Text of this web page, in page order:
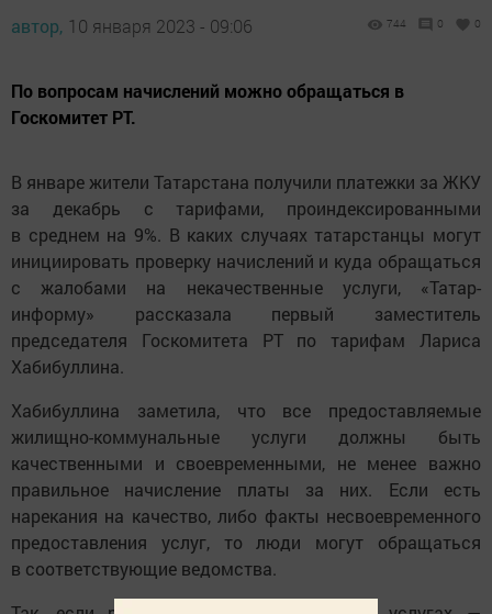
автор, 10 января 2023 - 09:06 744 0 0
По вопросам начислений можно обращаться в
Госкомитет РТ.
В январе жители Татарстана получили платежки за ЖКУ
за декабрь с тарифами, проиндексированными
в среднем на 9%. В каких случаях татарстанцы могут
инициировать проверку начислений и куда обращаться
с жалобами на некачественные услуги, «Татар-
информу» рассказала первый заместитель
председателя Госкомитета РТ по тарифам Лариса
Хабибуллина.
Хабибуллина заметила, что все предоставляемые
жилищно-коммунальные услуги должны быть
качественными и своевременными, не менее важно
правильное начисление платы за них. Если есть
нарекания на качество, либо факты несвоевременного
предоставления услуг, то люди могут обращаться
в соответствующие ведомства.